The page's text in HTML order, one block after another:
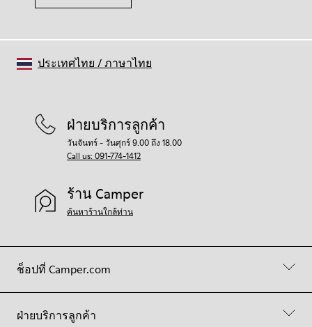
ช็อปที่ Camper.com
ฝ่ายบริการลูกค้า
ฝ่ายบริการลูกค้า
วันจันทร์ - วันศุกร์ 9.00 ถึง 18.00
Call us: 091-774-1412
ร้าน Camper
ค้นหาร้านใกล้ท่าน
ประเทศไทย /ภาษาไทย